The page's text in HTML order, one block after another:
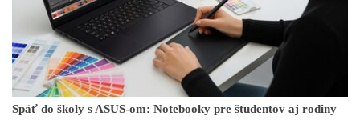
Späť do školy s ASUS-om: Notebooky pre študentov aj rodiny